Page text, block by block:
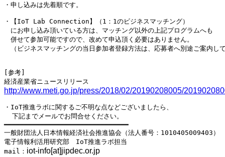
・申し込みは先着順です。
・【IoT Lab Connection】（1：1のビジネスマッチング）
にお申し込み頂いている方は、マッチング以外の上記プログラムへも
併せて参加可能ですので、改めて申込頂く必要はありません。
（ビジネスマッチングの当日参加者登録方法は、応募者へ別途ご案内し
[参考]
http://www.meti.go.jp/press/2018/02/20190208005/
・IoT推進ラボに関するご不明な点などございましたら、
  下記までメールでお問合せください。
━━━━━━━━━━━━━━━━━━━━━━━━━━━━━━━
一般財団法人日本情報経済社会推進協会（法人番号：1010405009403）
電子情報利活用研究部　IoT推進ラボ担当
mail： iot-info[at]jipdec.or.jp